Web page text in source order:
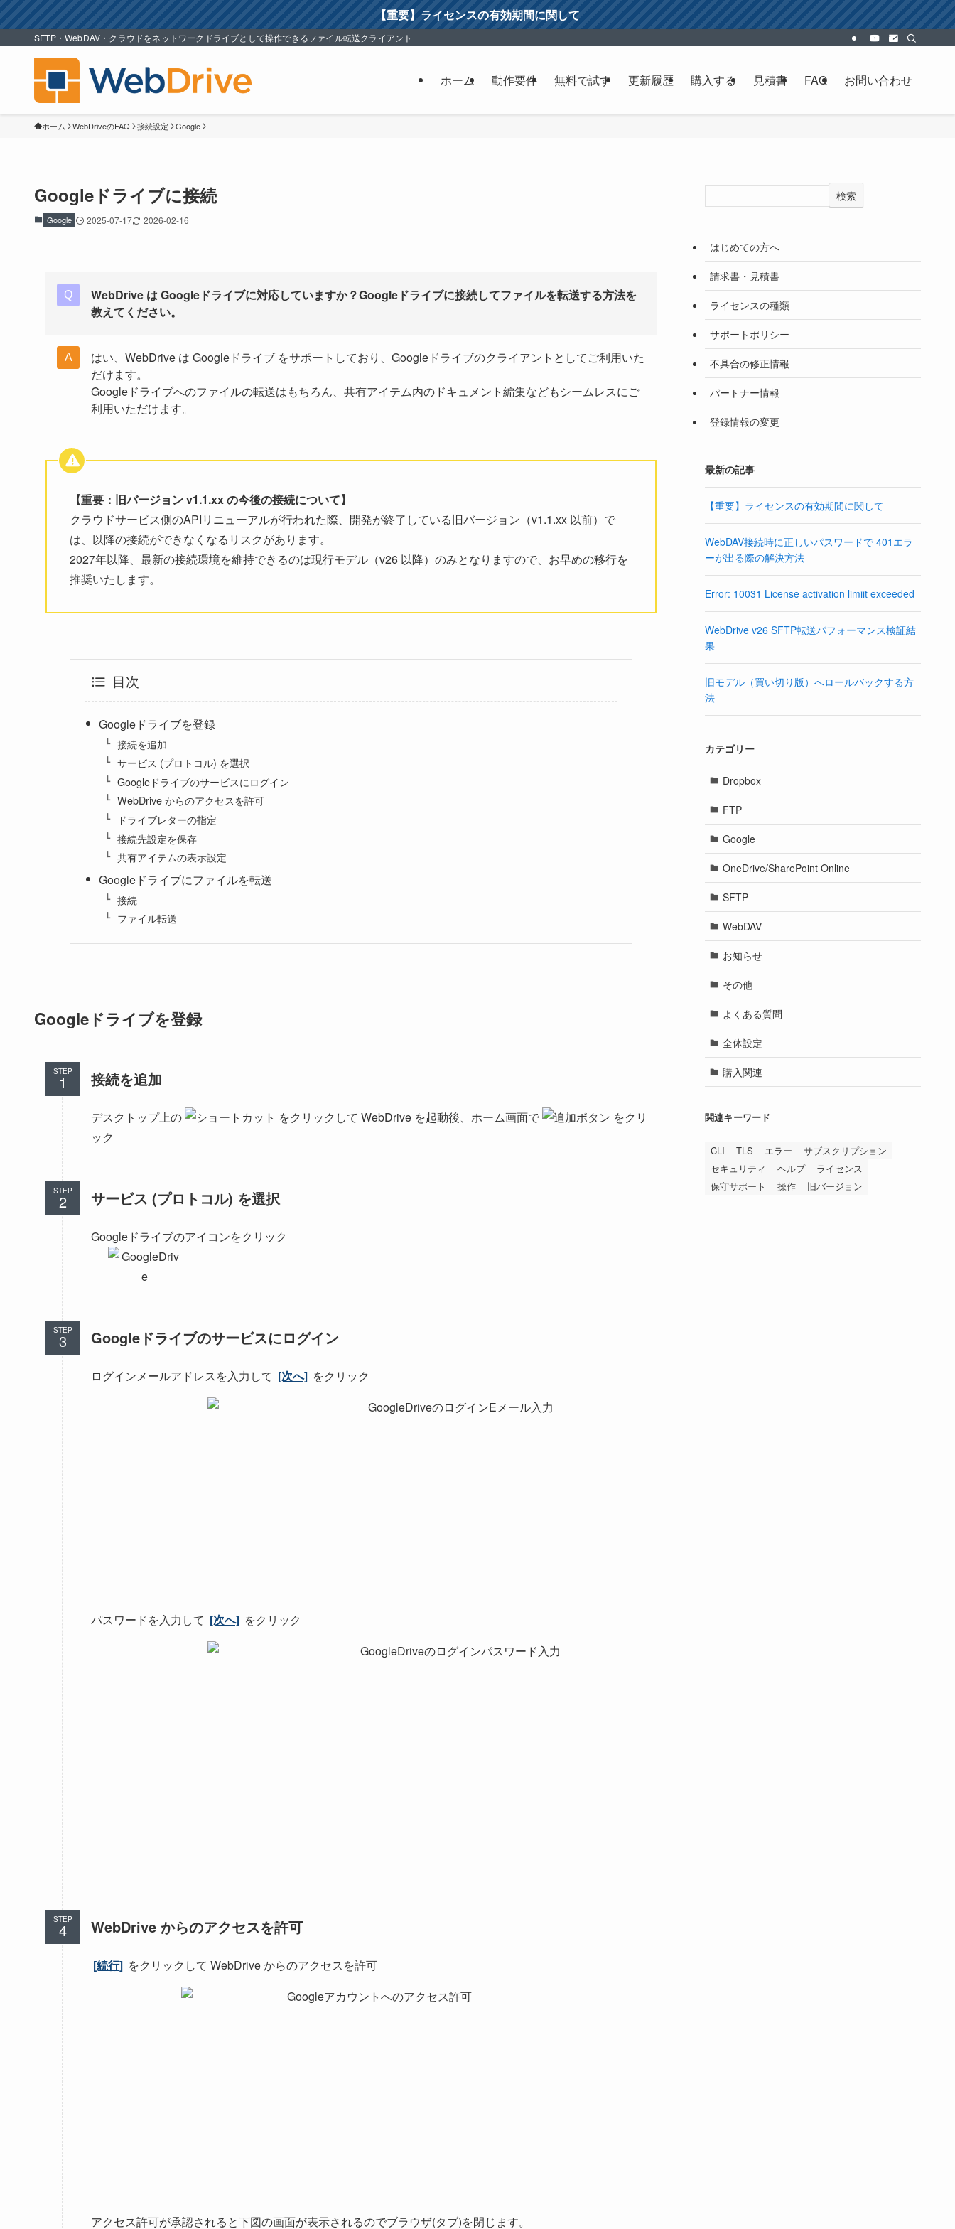
【重要】ライセンスの有効期間に関して
SFTP・WebDAV・クラウドをネットワークドライブとして操作できるファイル転送クライアント
ホーム 動作要件 無料で試す 更新履歴 購入する 見積書 FAQ お問い合わせ
ホーム WebDriveのFAQ 接続設定 Google
Googleドライブに接続
Google 2025-07-17 2026-02-16
WebDrive は Googleドライブに対応していますか？Googleドライブに接続してファイルを転送する方法を
教えてください。
はい、WebDrive は Googleドライブ をサポートしており、Googleドライブのクライアントとしてご利用いた
だけます。
Googleドライブへのファイルの転送はもちろん、共有アイテム内のドキュメント編集などもシームレスにご
利用いただけます。
【重要：旧バージョン v1.1.xx の今後の接続について】
クラウドサービス側のAPIリニューアルが行われた際、開発が終了している旧バージョン（v1.1.xx 以前）で
は、以降の接続ができなくなるリスクがあります。
2027年以降、最新の接続環境を維持できるのは現行モデル（v26 以降）のみとなりますので、お早めの移行を
推奨いたします。
目次
Googleドライブを登録
接続を追加
サービス (プロトコル) を選択
Googleドライブのサービスにログイン
WebDrive からのアクセスを許可
ドライブレターの指定
接続先設定を保存
共有アイテムの表示設定
Googleドライブにファイルを転送
接続
ファイル転送
Googleドライブを登録
STEP 接続を追加
デスクトップ上の をクリックして WebDrive を起動後、ホーム画面で
をクリ
ック
STEP サービス (プロトコル) を選択
Googleドライブのアイコンをクリック
STEP Googleドライブのサービスにログイン
ログインメールアドレスを入力して [次へ] をクリック
パスワードを入力して [次へ] をクリック
STEP WebDrive からのアクセスを許可
[続行] をクリックして WebDrive からのアクセスを許可
アクセス許可が承認されると下図の画面が表示されるのでブラウザ(タブ)を閉じます。
検索
はじめての方へ
請求書・見積書
ライセンスの種類
サポートポリシー
不具合の修正情報
パートナー情報
登録情報の変更
最新の記事
【重要】ライセンスの有効期間に関して
WebDAV接続時に正しいパスワードで 401エラ
ーが出る際の解決方法
Error: 10031 License activation limiit exceeded
WebDrive v26 SFTP転送パフォーマンス検証結
果
旧モデル（買い切り版）へロールバックする方
法
カテゴリー
Dropbox
FTP
Google
OneDrive/SharePoint Online
SFTP
WebDAV
お知らせ
その他
よくある質問
全体設定
購入関連
関連キーワード
CLI TLS エラー
サブスクリプション
セキュリティ
ヘルプ
ライセンス
保守サポート
操作 旧バージョン